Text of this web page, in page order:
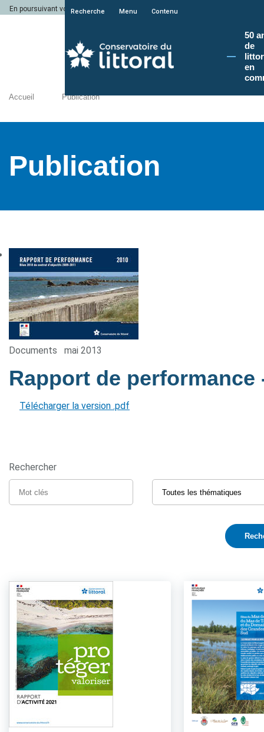
En poursuivant votre navigation sur le site du Conservatoire du littoral, vous
Recherche Menu Contenu
50
de
en
Accueil Publication
Publication
Documents mai 2013
Rapport de performance
Télécharger la version .pdf
Rechercher